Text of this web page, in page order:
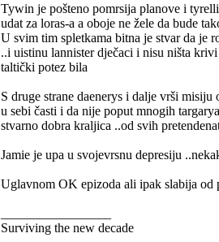
Tywin je pošteno pomrsija planove i
udat za loras-a a oboje ne žele da bude
U svim tim spletkama bitna je stvar da je
..i uistinu lannister dječaci i nisu ništa
taltički potez bila
S druge strane daenerys i dalje vrši
u sebi časti i da nije poput mnogih
stvarno dobra kraljica ..od svih
Jamie je upa u svojevrsnu depresiju
Uglavnom OK epizoda ali ipak slabija od
Surviving the new decade